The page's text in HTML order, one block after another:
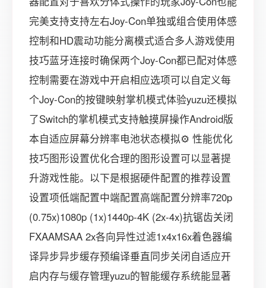
完美支持支持左右Joy-Con单独或组合使用体感
控制和HD震动功能分离模式适合多人游戏使用
技巧蓝牙连接时确保两个Joy-Con都已配对体感
控制需要在游戏中开启相应选项可以自定义每
个Joy-Con的按键映射掌机模式体验yuzu还模拟
了Switch的掌机模式支持触摸屏操作Android版
本自适应屏幕分辨率电池状态模拟⚙️ 性能优化
技巧图形设置优化合理的图形设置可以显著提
升游戏性能。以下是根据硬件配置的推荐设置
设置项低端配置中端配置高端配置分辨率720p
(0.75x)1080p (1x)1440p-4K (2x-4x)抗锯齿关闭
FXAAMSAA 2x各向异性过滤1x4x16x着色器编
译异步异步缓存预编译垂直同步关闭自适应开
启内存与缓存管理yuzu的智能缓存系统能显著